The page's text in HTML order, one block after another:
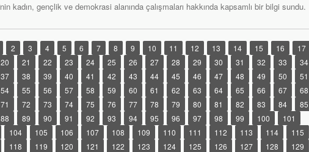
kadın, gençlik ve demokrasi alanında çalışmaları hakkında kapsamlı bir bilgi sundu.
2 3 4 5 6 7 8 9 10 11 12 13 14 15 16
17
20 21 22 23 24 25 26 27 28 29 30 31 32 33
34
37 38 39 40 41 42 43 44 45 46 47 48 49 50
51
54 55 56 57 58 59 60 61 62 63 64 65 66 67
68
71 72 73 74 75 76 77 78 79 80 81 82 83 84
85
88 89 90 91 92 93 94 95 96 97 98 99 100
101
104 105 106 107 108 109 110 111 112 113 114
115
118 119 120 121 122 123 124 125 126 127 128
129